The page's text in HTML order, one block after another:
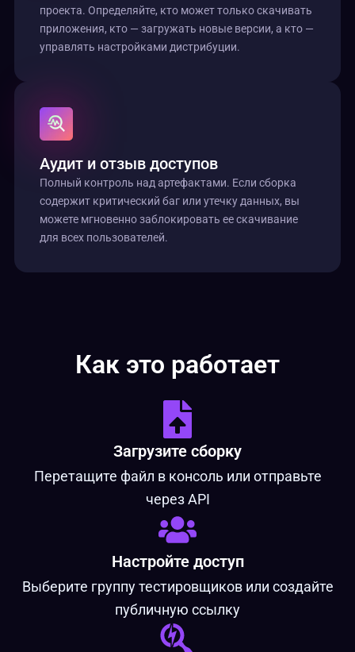
проекта. Определяйте, кто может только скачивать
приложения, кто — загружать новые версии, а кто —
управлять настройками дистрибуции.
Аудит и отзыв доступов
Полный контроль над артефактами. Если сборка
содержит критический баг или утечку данных, вы
можете мгновенно заблокировать ее скачивание
для всех пользователей.
Как это работает
Загрузите сборку
Перетащите файл в консоль или отправьте
через API
Настройте доступ
Выберите группу тестировщиков или создайте
публичную ссылку